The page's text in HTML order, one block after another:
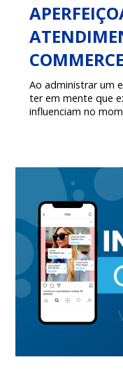
Ao administrar um
ter em mente que
influenciam no